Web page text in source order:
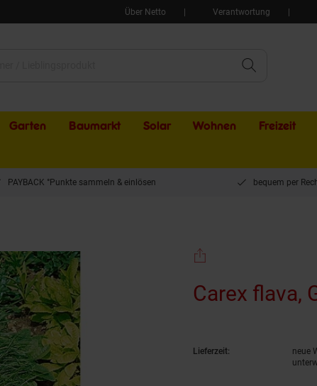
Über Netto Verantwortung
Garten Baumarkt Solar Wohnen Freizeit
PAYBACK °Punkte sammeln & einlösen bequem per
Carex flava,
Lieferzeit:
neue